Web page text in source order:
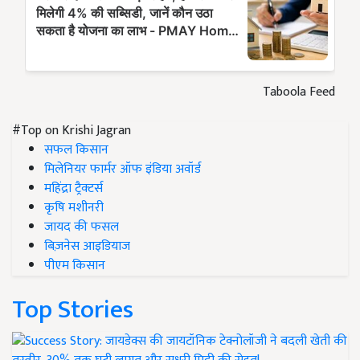
Taboola Feed
#Top on Krishi Jagran
सफल किसान
मिलेनियर फार्मर ऑफ इंडिया अवॉर्ड
महिंद्रा ट्रैक्टर्स
कृषि मशीनरी
जायद की फसल
बिज़नेस आइडियाज
पीएम किसान
Top Stories